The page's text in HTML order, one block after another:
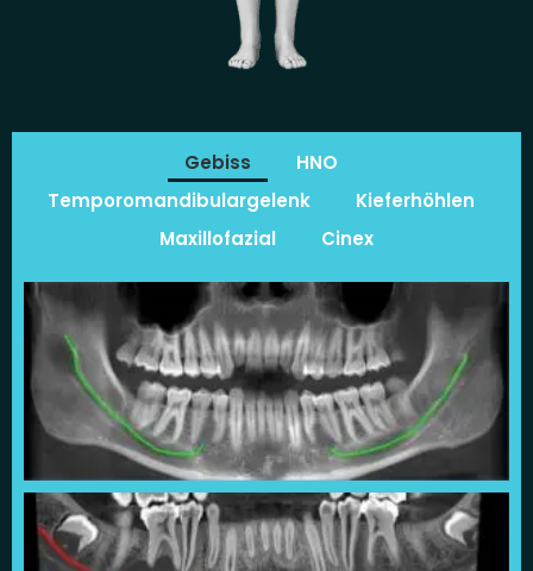
Gebiss
HNO
Temporomandibulargelenk
Kieferhöhlen
Maxillofazial
Cinex